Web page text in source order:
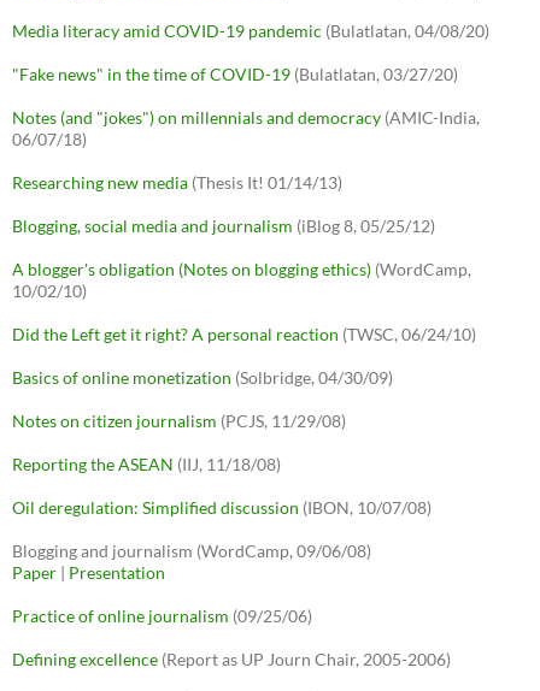
Media literacy amid COVID-19 pandemic (Bulatlatan, 04/08/20)
"Fake news" in the time of COVID-19 (Bulatlatan, 03/27/20)
Notes (and "jokes") on millennials and democracy (AMIC-India,
06/07/18)
Researching new media (Thesis It! 01/14/13)
Blogging, social media and journalism (iBlog 8, 05/25/12)
A blogger's obligation (Notes on blogging ethics) (WordCamp,
10/02/10)
Did the Left get it right? A personal reaction (TWSC, 06/24/10)
Basics of online monetization (Solbridge, 04/30/09)
Notes on citizen journalism (PCJS, 11/29/08)
Reporting the ASEAN (IIJ, 11/18/08)
Oil deregulation: Simplified discussion (IBON, 10/07/08)
Blogging and journalism (WordCamp, 09/06/08)
Paper | Presentation
Practice of online journalism (09/25/06)
Defining excellence (Report as UP Journ Chair, 2005-2006)